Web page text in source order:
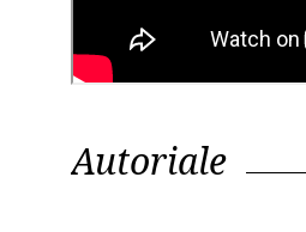
Autoriale